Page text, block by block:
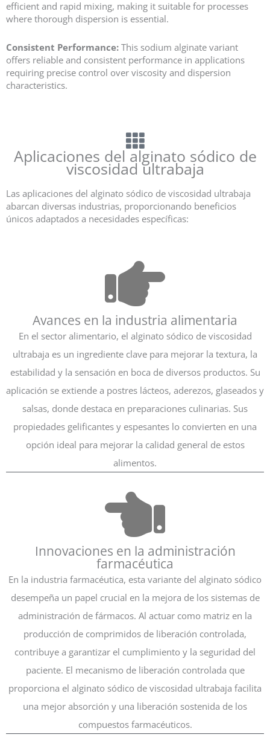
efficient and rapid mixing, making it suitable for processes
where thorough dispersion is essential.
Consistent Performance: This sodium alginate variant
offers reliable and consistent performance in applications
requiring precise control over viscosity and dispersion
characteristics.
Aplicaciones del alginato sódico de
viscosidad ultrabaja
Las aplicaciones del alginato sódico de viscosidad ultrabaja
abarcan diversas industrias, proporcionando beneficios
únicos adaptados a necesidades específicas:
Avances en la industria alimentaria
En el sector alimentario, el alginato sódico de viscosidad
ultrabaja es un ingrediente clave para mejorar la textura, la
estabilidad y la sensación en boca de diversos productos. Su
aplicación se extiende a postres lácteos, aderezos, glaseados y
salsas, donde destaca en preparaciones culinarias. Sus
propiedades gelificantes y espesantes lo convierten en una
opción ideal para mejorar la calidad general de estos
alimentos.
Innovaciones en la administración
farmacéutica
En la industria farmacéutica, esta variante del alginato sódico
desempeña un papel crucial en la mejora de los sistemas de
administración de fármacos. Al actuar como matriz en la
producción de comprimidos de liberación controlada,
contribuye a garantizar el cumplimiento y la seguridad del
paciente. El mecanismo de liberación controlada que
proporciona el alginato sódico de viscosidad ultrabaja facilita
una mejor absorción y una liberación sostenida de los
compuestos farmacéuticos.